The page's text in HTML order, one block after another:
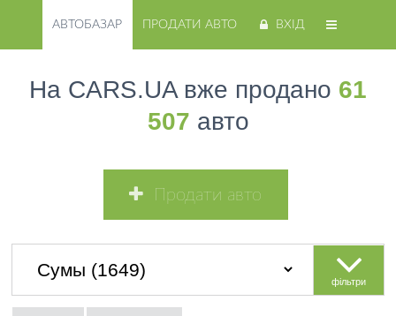
АВТОБАЗАР ПРОДАТИ АВТО ВХІД
На CARS.UA вже продано 61
507 авто
Продати авто
фільтри